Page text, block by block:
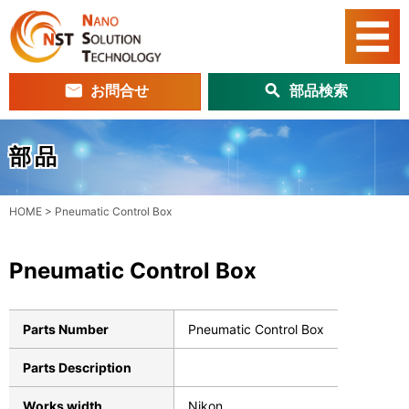
お問合せ 部品検索
部品
HOME > Pneumatic Control Box
Pneumatic Control Box
Parts Number Pneumatic Control Box
Parts Description
Works width Nikon